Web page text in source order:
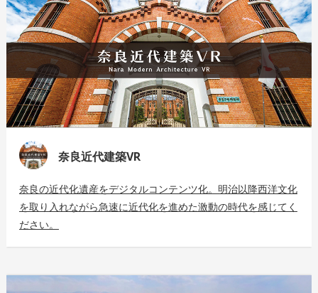
奈良近代建築VR
奈良の近代化遺産をデジタルコンテンツ化。明治以降西洋文化
を取り入れながら急速に近代化を進めた激動の時代を感じてく
ださい。